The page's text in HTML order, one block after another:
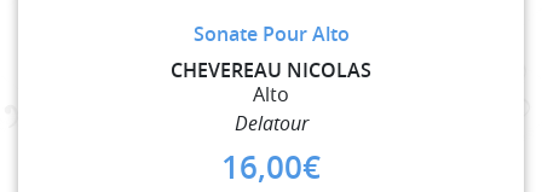
Sonate Pour Alto
CHEVEREAU NICOLAS
Alto
Delatour
16,00€